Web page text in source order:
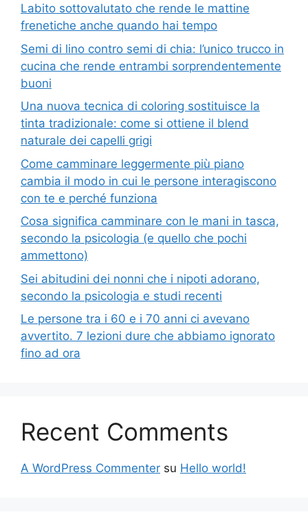
Labito sottovalutato che rende le mattine
frenetiche anche quando hai tempo
Semi di lino contro semi di chia: l’unico trucco in
cucina che rende entrambi sorprendentemente
buoni
Una nuova tecnica di coloring sostituisce la
tinta tradizionale: come si ottiene il blend
naturale dei capelli grigi
Come camminare leggermente più piano
cambia il modo in cui le persone interagiscono
con te e perché funziona
Cosa significa camminare con le mani in tasca,
secondo la psicologia (e quello che pochi
ammettono)
Sei abitudini dei nonni che i nipoti adorano,
secondo la psicologia e studi recenti
Le persone tra i 60 e i 70 anni ci avevano
avvertito. 7 lezioni dure che abbiamo ignorato
fino ad ora
Recent Comments
A WordPress Commenter su Hello world!